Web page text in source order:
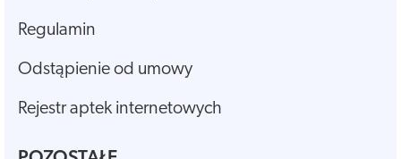
Regulamin
Odstąpienie od umowy
Rejestr aptek internetowych